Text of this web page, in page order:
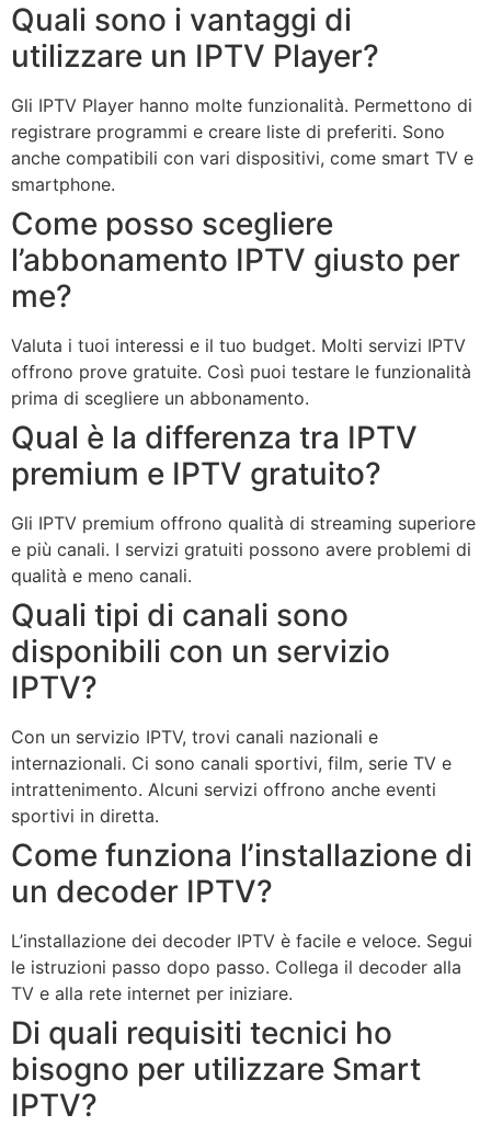
Quali sono i vantaggi di
utilizzare un IPTV Player?
Gli IPTV Player hanno molte funzionalità. Permettono di
registrare programmi e creare liste di preferiti. Sono
anche compatibili con vari dispositivi, come smart TV e
smartphone.
Come posso scegliere
l’abbonamento IPTV giusto per
me?
Valuta i tuoi interessi e il tuo budget. Molti servizi IPTV
offrono prove gratuite. Così puoi testare le funzionalità
prima di scegliere un abbonamento.
Qual è la differenza tra IPTV
premium e IPTV gratuito?
Gli IPTV premium offrono qualità di streaming superiore
e più canali. I servizi gratuiti possono avere problemi di
qualità e meno canali.
Quali tipi di canali sono
disponibili con un servizio
IPTV?
Con un servizio IPTV, trovi canali nazionali e
internazionali. Ci sono canali sportivi, film, serie TV e
intrattenimento. Alcuni servizi offrono anche eventi
sportivi in diretta.
Come funziona l’installazione di
un decoder IPTV?
L’installazione dei decoder IPTV è facile e veloce. Segui
le istruzioni passo dopo passo. Collega il decoder alla
TV e alla rete internet per iniziare.
Di quali requisiti tecnici ho
bisogno per utilizzare Smart
IPTV?